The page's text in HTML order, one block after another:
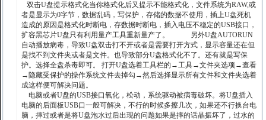
双击U盘提示格式化当你格式化后又提示不能格式化，文件系统为RAW,或
者是显示为0字节，数据乱码，写保护，存储的数据不使用，插上U盘死机
造成的原因是格式化时断电，存数据时断电，插入电压不稳定的USB接口，
扩容黑芯片U盘只有利用量产工具重新量产了。 另外U盘AUTORUN
自动播放病毒，导致U盘双击打不开或者是需要打开方式，显示容量还在但
是找不到文件夹或者是文件。也导致部分U盘格式化不了。还有就是写保
护。选择全盘杀毒即可。 打开U盘选着工具栏的→工具→文件夹选项→查看
→隐藏受保护的操作系统文件去掉勾→然后选择显示所有文件和文件夹选着
成这样便可解决问题。
电脑或者U盘的USB接口氧化，松动，系统驱动被病毒破坏。将U盘插入
电脑的后面板USB口一般可解决，不行的时候多擦几次，如果还不行换台电
脑，摔过或者是将U盘泡水过后出现的问题如果是摔的话晶振坏了，过水的